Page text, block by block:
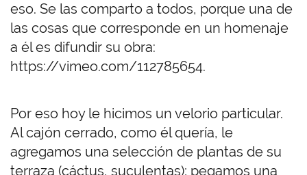
eso. Se las comparto a todos, porque una de
las cosas que corresponde en un homenaje
a él es difundir su obra:
https://vimeo.com/112785654.
Por eso hoy le hicimos un velorio particular.
Al cajón cerrado, como él quería, le
agregamos una selección de plantas de su
terraza (cáctus, suculentas); pegamos una